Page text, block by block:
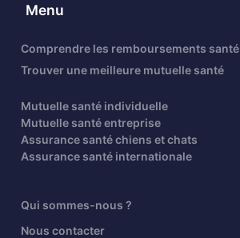
Menu
Comprendre les remboursements santé
Trouver une meilleure mutuelle santé
Mutuelle santé individuelle
Mutuelle santé entreprise
Assurance santé chiens et chats
Assurance santé internationale
Qui sommes-nous ?
Nous contacter